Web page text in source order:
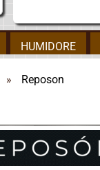
HUMIDORE
» Reposon